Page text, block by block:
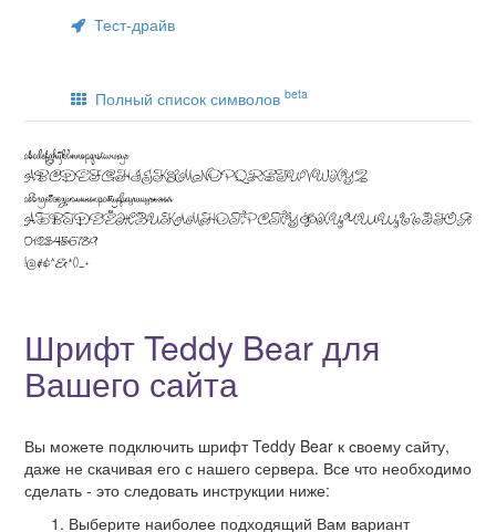
Тест-драйв
Полный список символов beta
Шрифт Teddy Bear для
Вашего сайта
Вы можете подключить шрифт Teddy Bear к своему сайту,
даже не скачивая его с нашего сервера. Все что необходимо
сделать - это следовать инструкции ниже:
Выберите наиболее подходящий Вам вариант